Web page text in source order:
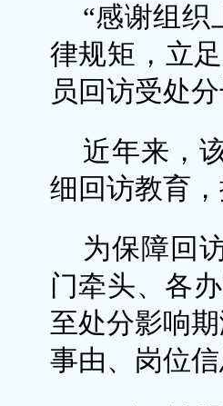
“感谢组织
律规矩，立
员回访受处
近年来，
细回访教育
为保障回
门牵头、各
至处分影响
事由、岗位